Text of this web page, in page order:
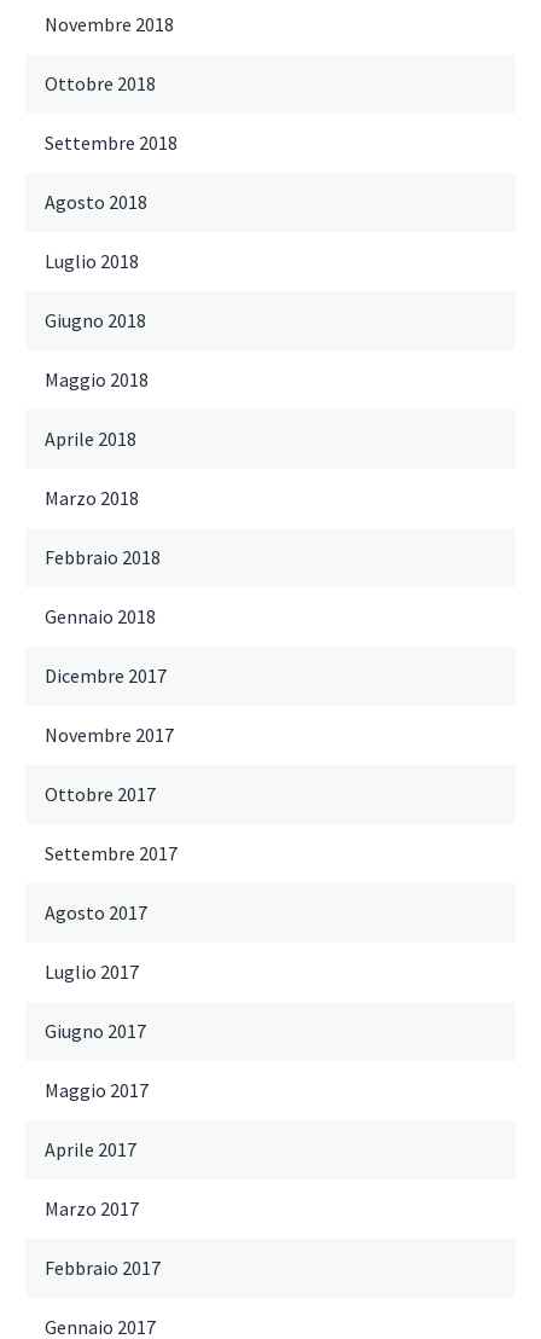
Novembre 2018
Ottobre 2018
Settembre 2018
Agosto 2018
Luglio 2018
Giugno 2018
Maggio 2018
Aprile 2018
Marzo 2018
Febbraio 2018
Gennaio 2018
Dicembre 2017
Novembre 2017
Ottobre 2017
Settembre 2017
Agosto 2017
Luglio 2017
Giugno 2017
Maggio 2017
Aprile 2017
Marzo 2017
Febbraio 2017
Gennaio 2017